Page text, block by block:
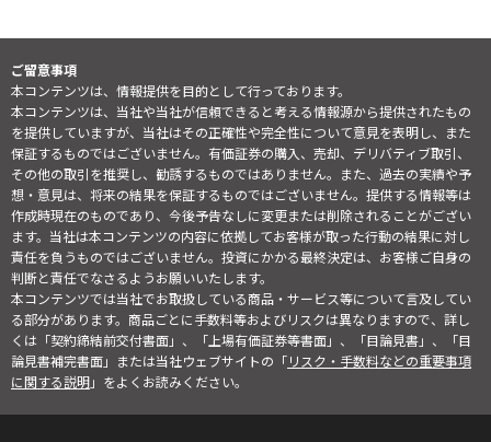
ご留意事項
本コンテンツは、情報提供を目的として行っております。
本コンテンツは、当社や当社が信頼できると考える情報源から提供されたもの
を提供していますが、当社はその正確性や完全性について意見を表明し、また
保証するものではございません。有価証券の購入、売却、デリバティブ取引、
その他の取引を推奨し、勧誘するものではありません。また、過去の実績や予
想・意見は、将来の結果を保証するものではございません。提供する情報等は
作成時現在のものであり、今後予告なしに変更または削除されることがござい
ます。当社は本コンテンツの内容に依拠してお客様が取った行動の結果に対し
責任を負うものではございません。投資にかかる最終決定は、お客様ご自身の
判断と責任でなさるようお願いいたします。
本コンテンツでは当社でお取扱している商品・サービス等について言及してい
る部分があります。商品ごとに手数料等およびリスクは異なりますので、詳し
くは「契約締結前交付書面」、「上場有価証券等書面」、「目論見書」、「目
論見書補完書面」または当社ウェブサイトの「リスク・手数料などの重要事項
に関する説明」をよくお読みください。